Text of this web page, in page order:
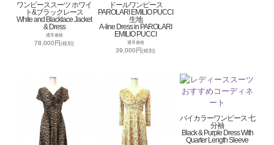
ワンピーススーツ ホワイ
ト&ブラックレース
White and Blacklace Jacket
& Dress
通常価格
78,000円(税別)
ドールワンピース
PAROLARI EMILIO PUCCI
生地
A-line Dress in PAROLARI
EMILIO PUCCI
通常価格
39,000円(税別)
バイカラーワンピース 七
分袖
Black & Purple Dress With
Quarter Length Sleeve